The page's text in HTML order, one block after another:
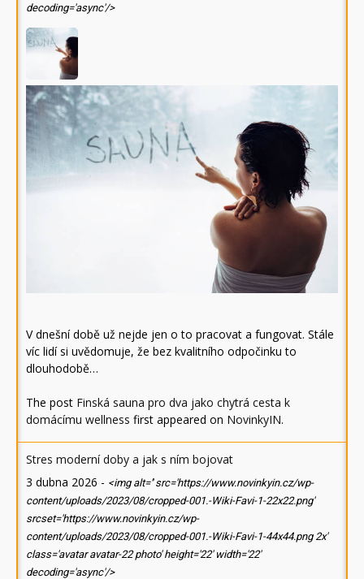
decoding='async'/>
V dnešní době už nejde jen o to pracovat a fungovat. Stále
víc lidí si uvědomuje, že bez kvalitního odpočinku to
dlouhodobě…
The post Finská sauna pro dva jako chytrá cesta k
domácímu wellness first appeared on NovinkyIN.
Stres moderní doby a jak s ním bojovat
3 dubna 2026 - <img alt='' src='https://www.novinkyin.cz/wp-
content/uploads/2023/08/cropped-001.-Wiki-Favi-1-22x22.png'
srcset='https://www.novinkyin.cz/wp-
content/uploads/2023/08/cropped-001.-Wiki-Favi-1-44x44.png 2x'
class='avatar avatar-22 photo' height='22' width='22'
decoding='async'/>